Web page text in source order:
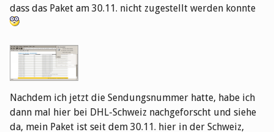
dass das Paket am 30.11. nicht zugestellt werden konnte
Nachdem ich jetzt die Sendungsnummer hatte, habe ich
dann mal hier bei DHL-Schweiz nachgeforscht und siehe
da, mein Paket ist seit dem 30.11. hier in der Schweiz,